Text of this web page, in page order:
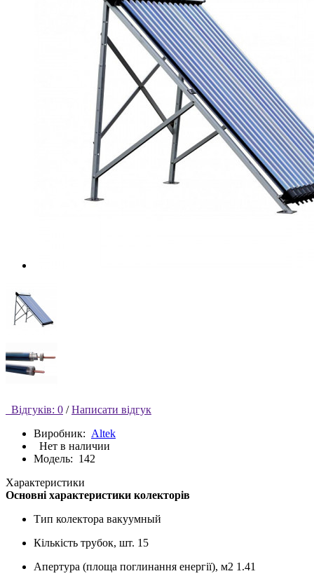
Відгуків: 0 / Написати відгук
Виробник: Altek
Нет в наличии
Модель: 142
Характеристики
Основні характеристики колекторів
Тип колектора вакуумный
Кількість трубок, шт. 15
Апертура (площа поглинання енергії), м2 1.41